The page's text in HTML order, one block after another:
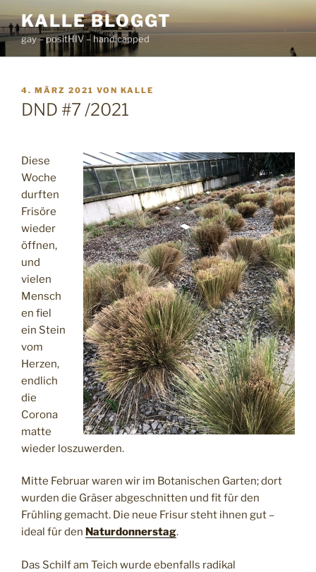
Inhalt
springen
KALLE BLOGGT
gay – positHIV – handicapped
VERÖFFENTLICHT
AM
4. MÄRZ 2021 VON KALLE
DND #7 /2021
Diese
Woche
durften
Frisöre
wieder
öffnen,
und
vielen
Mensch
en fiel
ein Stein
vom
Herzen,
endlich
die
Corona
matte
wieder loszuwerden.
Mitte Februar waren wir im Botanischen Garten; dort
wurden die Gräser abgeschnitten und fit für den
Frühling gemacht. Die neue Frisur steht ihnen gut –
ideal für den Naturdonnerstag.
Das Schilf am Teich wurde ebenfalls radikal